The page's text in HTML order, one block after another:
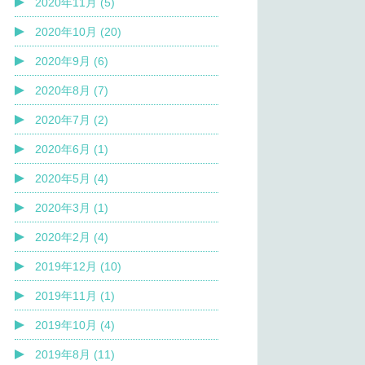
2020年10月 (20)
2020年9月 (6)
2020年8月 (7)
2020年7月 (2)
2020年6月 (1)
2020年5月 (4)
2020年3月 (1)
2020年2月 (4)
2019年12月 (10)
2019年11月 (1)
2019年10月 (4)
2019年8月 (11)